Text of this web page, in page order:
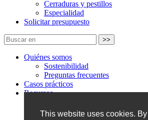
This website uses cookies.
Cerraduras y pestillos
Especialidad
Solicitar presupuesto
>>
Quiénes somos
Sostenibilidad
Preguntas frecuentes
Casos prácticos
Recursos
Integración con ArtiosCAD